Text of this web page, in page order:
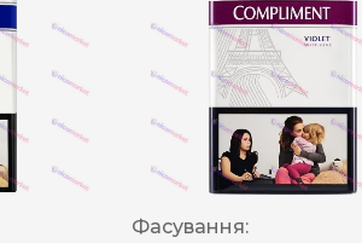
Фасування: